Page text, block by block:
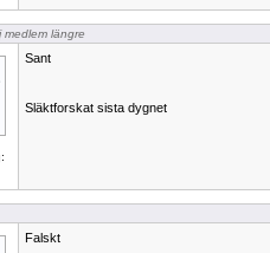
medlem längre
Sant
Släktforskat sista dygnet
Falskt